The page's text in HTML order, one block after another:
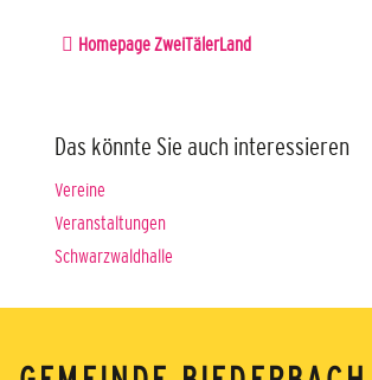
Homepage ZweiTälerLand
Das könnte Sie auch interessieren
Vereine
Veranstaltungen
Schwarzwaldhalle